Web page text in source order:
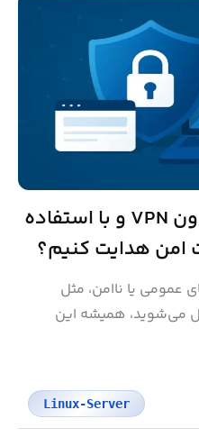
چگونه ترافیک وب را بدون VPN و با استفاده
یا ناامن، مثل
می‌شوید، همیشه این
Linux-Server